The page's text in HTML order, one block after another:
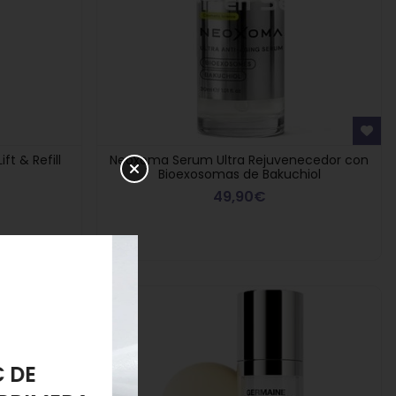
& Refill
Neoxoma Serum Ultra Rejuvenecedor con
Bioexosomas de Bakuchiol
49,90€